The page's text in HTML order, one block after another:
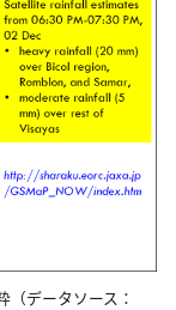
データソース：